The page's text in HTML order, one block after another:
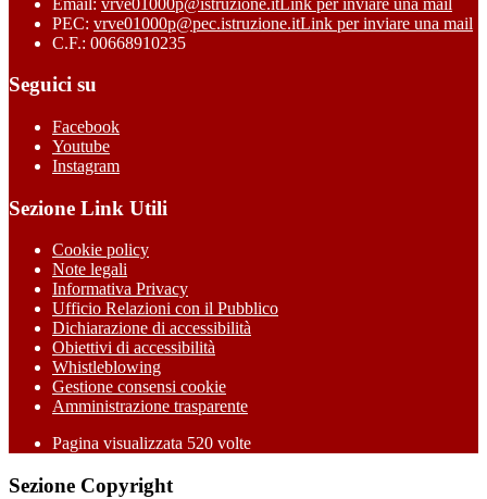
PEC: vrve01000p@pec.istruzione.itLink per inviare una mail
C.F.: 00668910235
Seguici su
Facebook
Youtube
Instagram
Sezione Link Utili
Cookie policy
Note legali
Informativa Privacy
Ufficio Relazioni con il Pubblico
Dichiarazione di accessibilità
Obiettivi di accessibilità
Whistleblowing
Gestione consensi cookie
Amministrazione trasparente
Pagina visualizzata 520 volte
Sezione Copyright